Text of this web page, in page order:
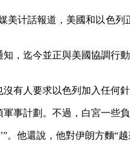
计話報道，美國和以色列
迄今並正與美國協調行
人要求以色列加入任何針
計劃。不過，白宮一些負
他還說，他對伊朗方麵“越